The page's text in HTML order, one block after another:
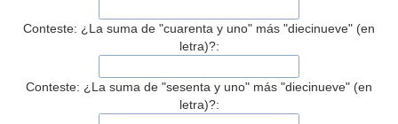
Conteste: ¿La suma de "cuarenta y uno" más "diecinueve" (en
letra)?:
Conteste: ¿La suma de "sesenta y uno" más "diecinueve" (en
letra)?: